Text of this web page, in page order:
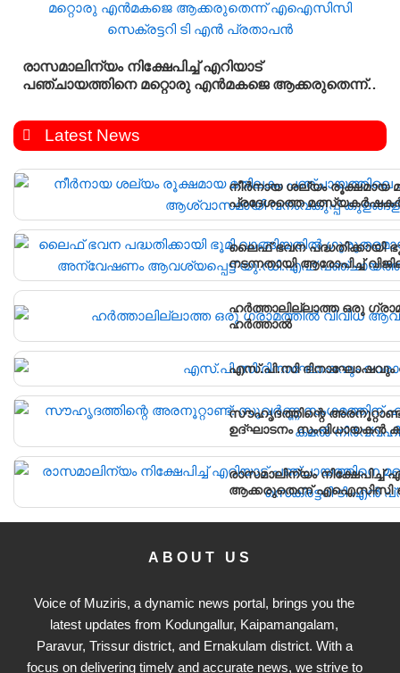
രാസമാലിന്യം നിക്ഷേപിച്ച് എറിയാട്
പഞ്ചായത്തിനെ മറ്റൊരു എൻമകജെ ആക്കരുതെന്ന്
Latest News
നീർനായ ശല്യം രൂക്ഷമായ
പ്രദേശത്തെ
കൂടുകൾ സ്ഥാപിച്ചു.
ലൈഫ് ഭവന പദ്ധതിക്കായി
നടന്നതായി ആരോപിച്ച്
പഞ്ചായത്ത് ഓഫീസിലേക്ക്
ഹർത്താലില്ലാത്ത ഒരു
ഹർത്താൽ
എസ്.പി.സി ദിനാഘോഷവും
സൗഹൃദത്തിന്റെ
ഉദ്ഘാടനം സംവിധായകൻ
രാസമാലിന്യം
ആക്കരുതെന്ന് എഐസിസി
ABOUT US
Voice of Muziris, a dynamic news portal, brings you the
latest updates from Kodungallur, Kaipamangalam,
Paravur, Trissur district, and Ernakulam district. With a
focus on delivering timely and accurate news, we strive to